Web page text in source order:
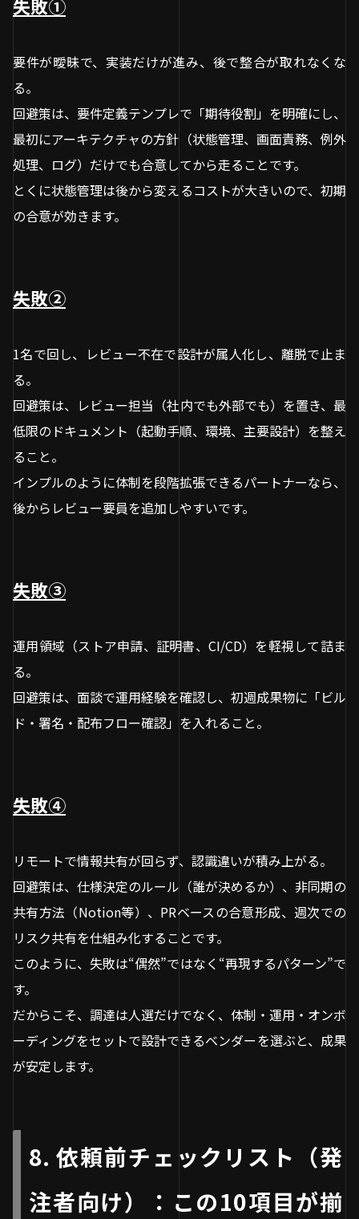
失敗①
要件が曖昧で、実装だけが進み、後で整合が取れなくな
る。
回避策は、要件定義テンプレで「期待役割」を明確にし、
最初にアーキテクチャの方針（状態管理、画面責務、例外
処理、ログ）だけでも合意してから走ることです。
とくに状態管理は後から変えるコストが大きいので、初期
の合意が効きます。
失敗②
1名で回し、レビュー不在で設計が属人化し、離脱で止ま
る。
回避策は、レビュー担当（社内でも外部でも）を置き、最
低限のドキュメント（起動手順、環境、主要設計）を整え
ること。
インプルのように体制を段階拡張できるパートナーなら、
後からレビュー要員を追加しやすいです。
失敗③
運用領域（ストア申請、証明書、CI/CD）を軽視して詰ま
る。
回避策は、面談で運用経験を確認し、初週成果物に「ビル
ド・署名・配布フロー確認」を入れること。
失敗④
リモートで情報共有が回らず、認識違いが積み上がる。
回避策は、仕様決定のルール（誰が決めるか）、非同期の
共有方法（Notion等）、PRベースの合意形成、週次での
リスク共有を仕組み化することです。
このように、失敗は“偶然”ではなく“再現するパターン”で
す。
だからこそ、調達は人選だけでなく、体制・運用・オンボ
ーディングをセットで設計できるベンダーを選ぶと、成果
が安定します。
8. 依頼前チェックリスト（発
注者向け）：この10項目が揃